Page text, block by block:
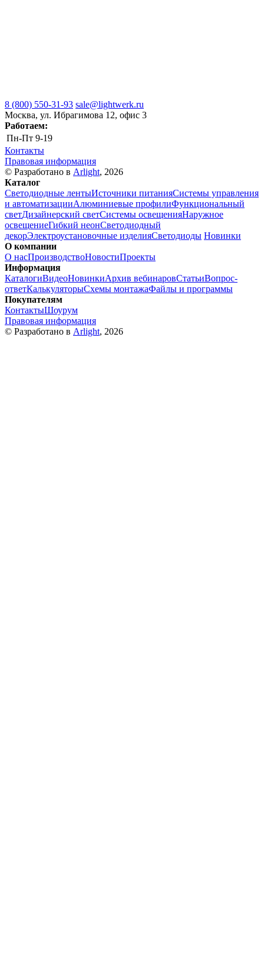
8 (800) 550-31-93 sale@lightwerk.ru
Москва, ул. Ибрагимова 12, офис 3
Работаем:
Пн-Пт 9-19
Контакты
Правовая информация
© Разработано в Arlight, 2026
Каталог
Светодиодные лентыИсточники питанияСистемы управления
и автоматизацииАлюминиевые профилиФункциональный
светДизайнерский светСистемы освещенияНаружное
освещениеГибкий неонСветодиодный
декорЭлектроустановочные изделияСветодиоды Новинки
О компании
О насПроизводствоНовостиПроекты
Информация
КаталогиВидеоНовинкиАрхив вебинаровСтатьиВопрос-
ответКалькуляторыСхемы монтажаФайлы и программы
Покупателям
КонтактыШоурум
Правовая информация
© Разработано в Arlight, 2026